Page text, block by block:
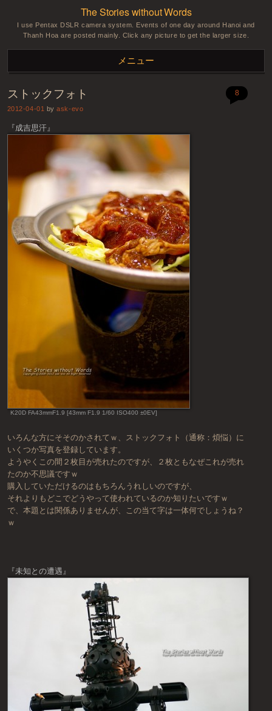
The Stories without Words
I use Pentax DSLR camera system. Events of one day around Hanoi and
Thanh Hoa are posted mainly. Click any picture to get the larger size.
メニュー
コンテンツへスキップ
ストックフォト
2012-04-01 byask-evo
8
『成吉思汗』
K20D FA43mmF1.9 [43mm F1.9 1/60 ISO400 ±0EV]
いろんな方にそそのかされてｗ、ストックフォト（通称：煩悩）に
いくつか写真を登録しています。
ようやくこの間２枚目が売れたのですが、２枚ともなぜこれが売れ
たのか不思議ですｗ
購入していただけるのはもちろんうれしいのですが、
それよりもどこでどうやって使われているのか知りたいですｗ
で、本題とは関係ありませんが、この当て字は一体何でしょうね？
ｗ
『未知との遭遇』